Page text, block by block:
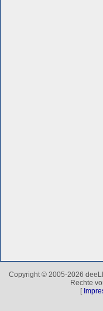
Copyright © 2005-2026
Rechte
[